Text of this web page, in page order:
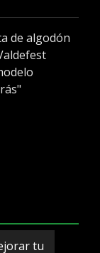
tu
de algodón